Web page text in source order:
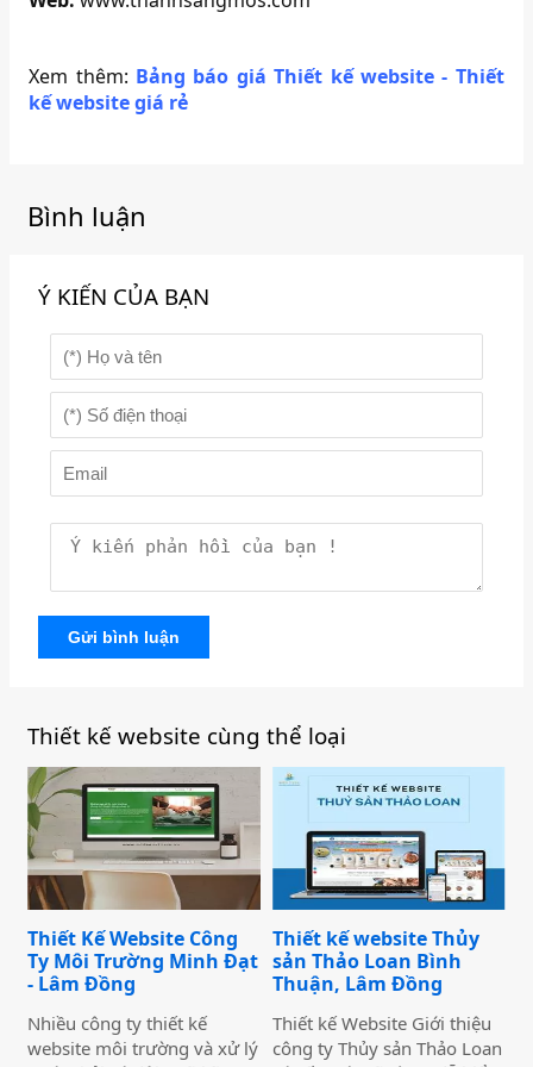
Xem thêm: Bảng báo giá Thiết kế website - Thiết
kế website giá rẻ
Bình luận
Ý KIẾN CỦA BẠN
Gửi bình luận
Thiết kế website cùng thể loại
Thiết Kế Website Công
Ty Môi Trường Minh Đạt
- Lâm Đồng
Nhiều công ty thiết kế
website môi trường và xử lý
Thiết kế website Thủy
sản Thảo Loan Bình
Thuận, Lâm Đồng
Thiết kế Website Giới thiệu
công ty Thủy sản Thảo Loan